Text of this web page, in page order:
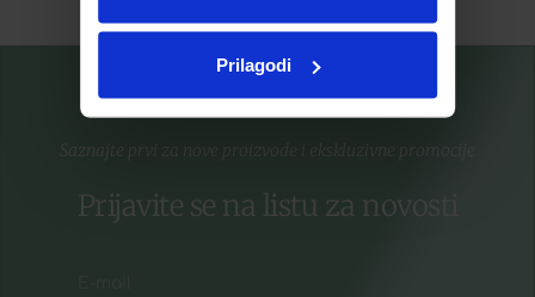
Prilagodi
Saznajte prvi za nove proizvode i ekskluzivne promocije
Prijavite se na listu za novosti